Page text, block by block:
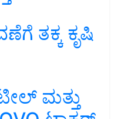
ತಕ್ಕ ಕೃಷಿ
ಮತ್ತು